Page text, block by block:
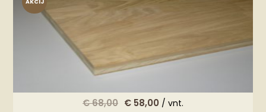
AKCIJ
€68,00 € 58,00 / vnt.